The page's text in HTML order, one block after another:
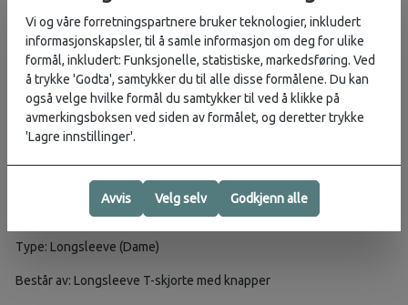
midten, som setter et ekstra kult organisk preg, estetisk sett.
Vaskeanvisningen er trykket i nakken, noe som skal gi mer komfort
enn tradisjonelle lapper sammenligent med konvensjonelle lapper.
Fargene er lett melerte, noe som bidrar til et naturlig og tilbakelent
uttrykk.
Denne longsleeven kommer med Northern Playrground sin unike
fra dag én og resten av produktets levetid.
EGENSKAPER
Type: Longsleeve (Dame)
Består av: Longsleeve T-skjorte med knapper
Vi og våre forretningspartnere bruker teknologier, inkludert
informasjonskapsler, til å samle informasjon om deg for ulike
formål, inkludert: Funksjonelle, statistiske, markedsføring. Ved
å trykke 'Godta', samtykker du til alle disse formålene. Du kan
også velge hvilke formål du samtykker til ved å klikke på
avmerkingsboksen ved siden av formålet, og deretter trykke
'Lagre innstillinger'.
Avvis Velg selv Godkjenn alle